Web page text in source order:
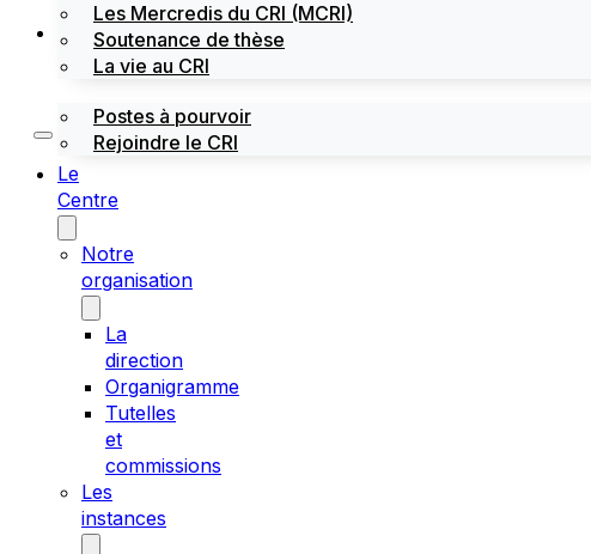
Les Mercredis du CRI (MCRI)
Soutenance de thèse
La vie au CRI
Emploi / stages
Postes à pourvoir
Rejoindre le CRI
Le
Centre
Notre
organisation
La
direction
Organigramme
Tutelles
et
commissions
Les
instances